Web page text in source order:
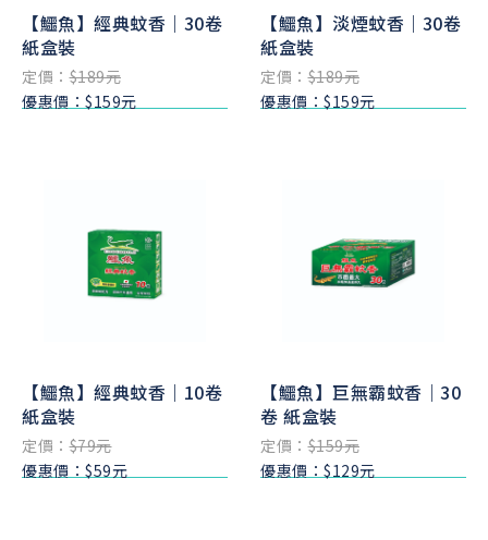
【鱷魚】經典蚊香｜30卷
紙盒裝
定價：$189元
優惠價：$159元
【鱷魚】淡煙蚊香｜30卷
紙盒裝
定價：$189元
優惠價：$159元
【鱷魚】經典蚊香｜10卷
紙盒裝
定價：$79元
優惠價：$59元
【鱷魚】巨無霸蚊香｜30
卷 紙盒裝
定價：$159元
優惠價：$129元